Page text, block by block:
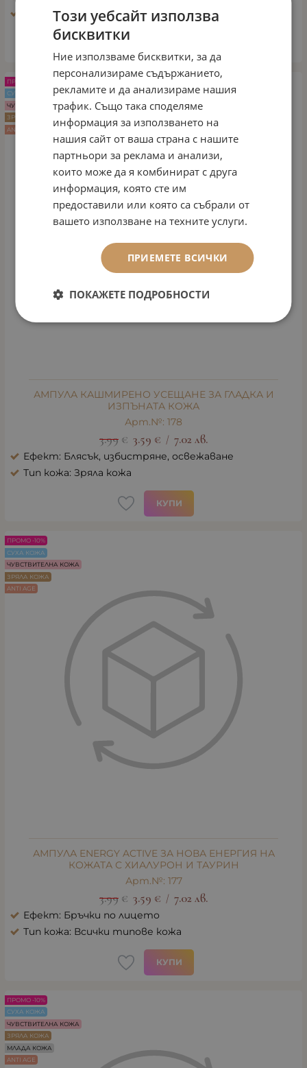
Тип кожа: Зряла кожа
АМПУЛА КАШМИРЕНО УСЕЩАНЕ ЗА ГЛАДКА И
ИЗПЪНАТА КОЖА
Арт.№: 178
3.99 € 3.59 € / 7.02 лв.
Ефект: Блясък, избистряне, освежаване
Тип кожа: Зряла кожа
КУПИ
ПРОМО -10%
СУХА КОЖА
ЧУВСТВИТЕЛНА КОЖА
ЗРЯЛА КОЖА
ANTI AGE
АМПУЛА ENERGY ACTIVE ЗА НОВА ЕНЕРГИЯ НА
КОЖАТА С ХИАЛУРОН И ТАУРИН
Арт.№: 177
3.99 € 3.59 € / 7.02 лв.
Ефект: Бръчки по лицето
Тип кожа: Всички типове кожа
КУПИ
ПРОМО -10%
СУХА КОЖА
ЧУВСТВИТЕЛНА КОЖА
ЗРЯЛА КОЖА
ANTI AGE
ПРОМО -10%
СУХА КОЖА
ЧУВСТВИТЕЛНА КОЖА
ЗРЯЛА КОЖА
МЛАДА КОЖА
ANTI AGE
Този уебсайт използва
бисквитки
Ние използваме бисквитки, за да
персонализираме съдържанието,
рекламите и да анализираме нашия
трафик. Също така споделяме
информация за използването на
нашия сайт от ваша страна с нашите
партньори за реклама и анализи,
които може да я комбинират с друга
информация, която сте им
предоставили или която са събрали от
вашето използване на техните услуги.
ПРИЕМЕТЕ ВСИЧКИ
ПОКАЖЕТЕ ПОДРОБНОСТИ